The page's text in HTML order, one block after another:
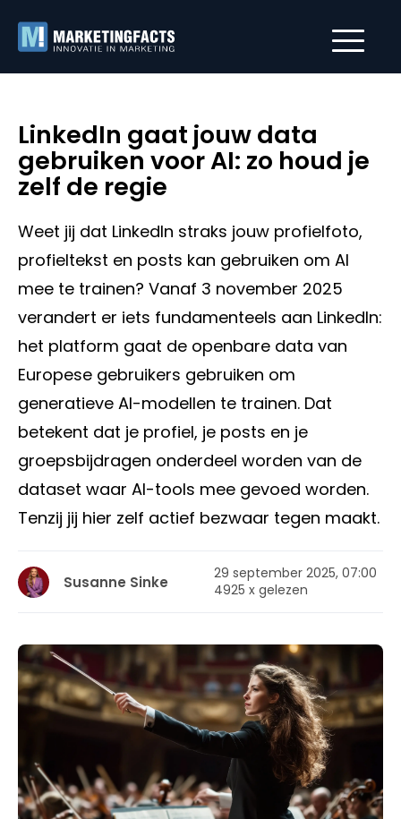
LinkedIn gaat jouw data
gebruiken voor AI: zo houd je
zelf de regie
Weet jij dat LinkedIn straks jouw profielfoto,
profieltekst en posts kan gebruiken om AI
mee te trainen? Vanaf 3 november 2025
verandert er iets fundamenteels aan LinkedIn:
het platform gaat de openbare data van
Europese gebruikers gebruiken om
generatieve AI-modellen te trainen. Dat
betekent dat je profiel, je posts en je
groepsbijdragen onderdeel worden van de
dataset waar AI-tools mee gevoed worden.
Tenzij jij hier zelf actief bezwaar tegen maakt.
Susanne Sinke
29 september 2025, 07:00
4925 x gelezen